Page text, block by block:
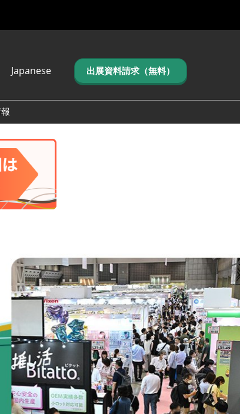
Japanese
中文
中文
어 (네이버 블
)
出展資料請求（無料）